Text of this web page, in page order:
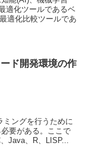
適化ツールであるベ
適化比較ツールであ
ド開発環境の作
ングを行うために
要がある。ここで
Java、R、LISP...